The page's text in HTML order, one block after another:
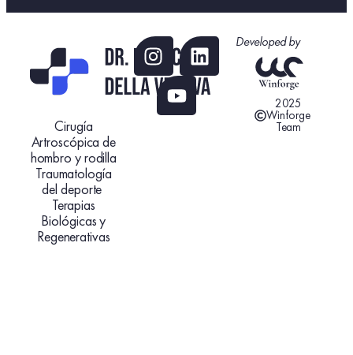
Cirugía
Artroscópica de
hombro y rodilla
Traumatología
del deporte
Terapias
Biológicas y
Regenerativas
Developed by
2025
Winforge
Team